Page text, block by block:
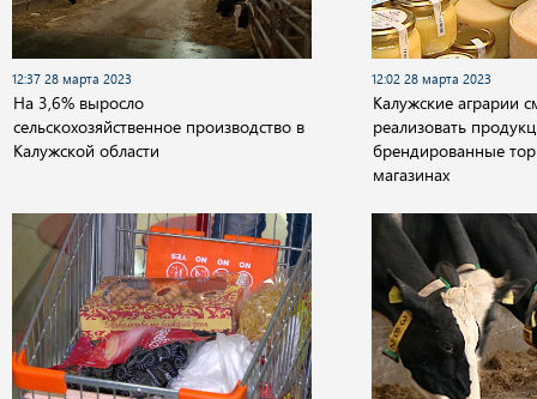
12:37 28 марта 2023
На 3,6% выросло
сельскохозяйственное производство в
Калужской области
12:02 28 марта 2023
Калужские аграрии
реализовать
брендированные
магазинах